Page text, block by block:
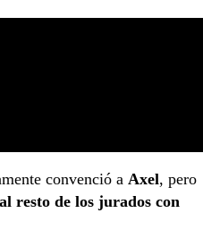
convenció a Axel, pero
resto de los jurados con